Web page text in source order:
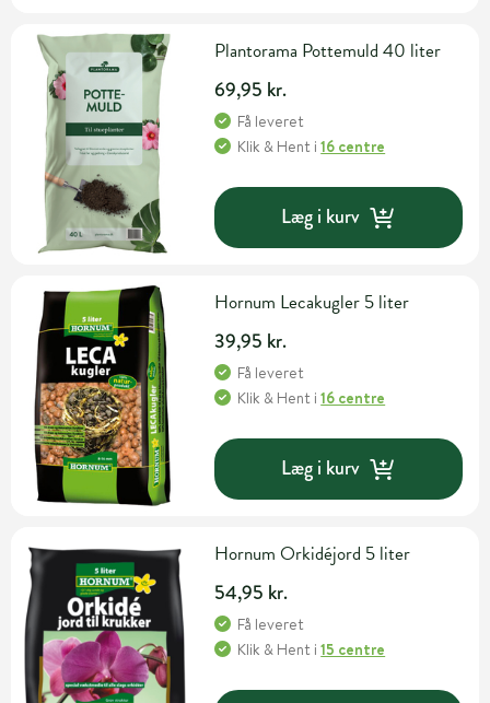
Plantorama Pottemuld 40 liter
69,95 kr.
Få leveret
Klik & Hent i16 centre
Læg i kurv
Hornum Lecakugler 5 liter
39,95 kr.
Få leveret
Klik & Hent i16 centre
Læg i kurv
Hornum Orkidéjord 5 liter
54,95 kr.
Få leveret
Klik & Hent i15 centre